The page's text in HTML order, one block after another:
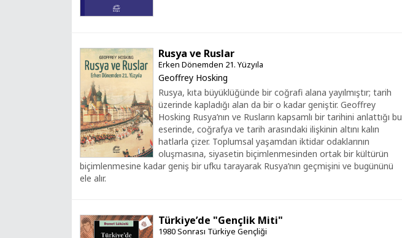
Rusya ve Ruslar
Erken Dönemden 21. Yüzyıla
Geoffrey Hosking
Rusya, kıta büyüklüğünde bir coğrafi alana yayılmıştır; tarih
üzerinde kapladığı alan da bir o kadar geniştir. Geoffrey
Hosking Rusya’nın ve Rusların kapsamlı bir tarihini anlattığı bu
eserinde, coğrafya ve tarih arasındaki ilişkinin altını kalın
hatlarla çizer. Toplumsal yaşamdan iktidar odaklarının
oluşmasına, siyasetin biçimlenmesinden ortak bir kültürün
biçimlenmesine kadar geniş bir ufku tarayarak Rusya’nın geçmişini ve bugününü
ele alır.
Türkiye’de "Gençlik Miti"
1980 Sonrası Türkiye Gençliği